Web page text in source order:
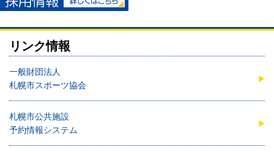
リンク情報
一般財団法人
札幌市スポーツ協会
札幌市公共施設
予約情報システム